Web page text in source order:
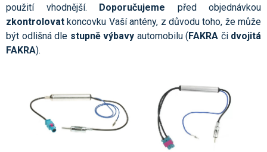
použití vhodnější.
Doporučujeme před objednávkou
zkontrolovat koncovku Vaší antény, z důvodu toho, že může
být odlišná dle stupně výbavy automobilu ( FAKRA či dvojitá
FAKRA).